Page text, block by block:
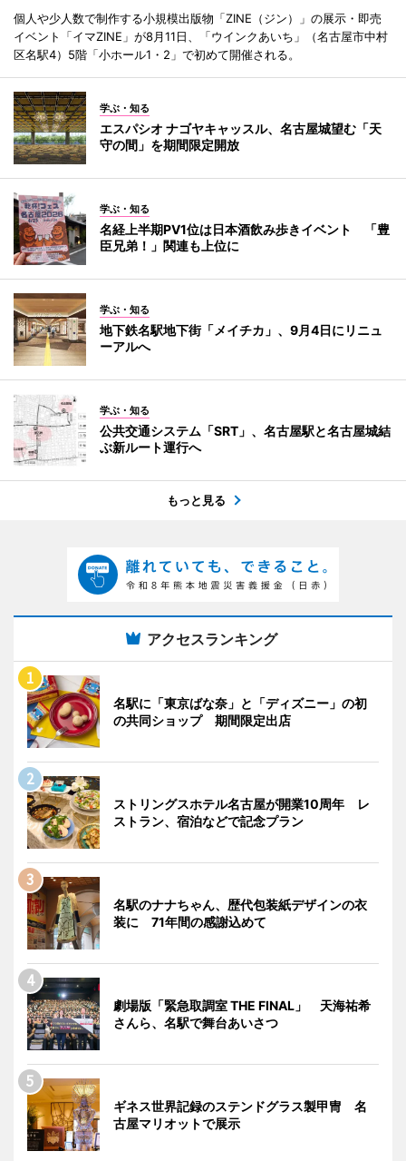
個人や少人数で制作する小規模出版物「ZINE（ジン）」の展示・即売
イベント「イマZINE」が8月11日、「ウインクあいち」（名古屋市中村
区名駅4）5階「小ホール1・2」で初めて開催される。
学ぶ・知る
エスパシオ ナゴヤキャッスル、名古屋城望む「天
守の間」を期間限定開放
学ぶ・知る
名経上半期PV1位は日本酒飲み歩きイベント 「豊
臣兄弟！」関連も上位に
学ぶ・知る
地下鉄名駅地下街「メイチカ」、9月4日にリニュ
ーアルへ
学ぶ・知る
公共交通システム「SRT」、名古屋駅と名古屋城結
ぶ新ルート運行へ
もっと見る
アクセスランキング
名駅に「東京ばな奈」と「ディズニー」の初
の共同ショップ 期間限定出店
ストリングスホテル名古屋が開業10周年 レ
ストラン、宿泊などで記念プラン
名駅のナナちゃん、歴代包装紙デザインの衣
装に 71年間の感謝込めて
劇場版「緊急取調室 THE FINAL」 天海祐希
さんら、名駅で舞台あいさつ
ギネス世界記録のステンドグラス製甲冑 名
古屋マリオットで展示